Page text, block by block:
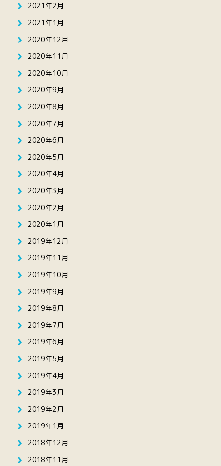
2021年2月
2021年1月
2020年12月
2020年11月
2020年10月
2020年9月
2020年8月
2020年7月
2020年6月
2020年5月
2020年4月
2020年3月
2020年2月
2020年1月
2019年12月
2019年11月
2019年10月
2019年9月
2019年8月
2019年7月
2019年6月
2019年5月
2019年4月
2019年3月
2019年2月
2019年1月
2018年12月
2018年11月